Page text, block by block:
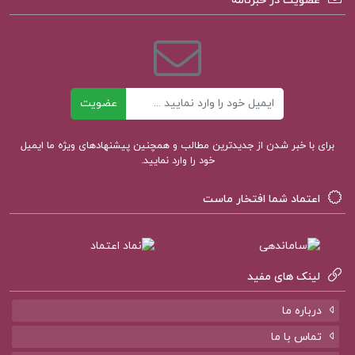
داستان کوتاه از فریبا وفی
بهترین کتابهای فریبا وفی
نقد کتاب پرنده من
کتاب های فریبا وفی
کتاب صوتی پرنده من
کتاب پیشنهادی پروژه کده
کتاب مقدمه ای در اسلام شناسی علی میر فطروس
عضویت
برای با خبر شدن از جدیدترین مطالب و همچنین پیشنهادهای ویژه ما ایمیل
خود را وارد نمایید.
اعتماد شما افتخار ماست
لینک های مفید
درباره ما
تماس با ما